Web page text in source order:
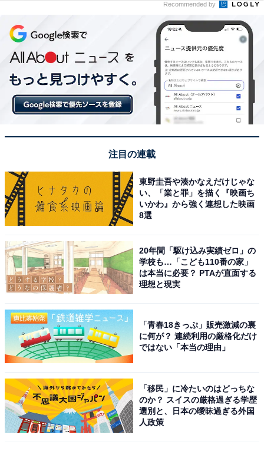
Recommended by
注目の連載
東野圭吾や湊かなえだけじゃな
い、「業と罪」を描く『映画ち
いかわ』から強く連想した映画
8選
20年間「駆け込み実績ゼロ」の
学校も…「こども110番の家」
は本当に必要？ PTAが直面する
理想と現実
「青春18きっぷ」販売激減の裏
に何が？ 連続利用の厳格化だけ
ではない「本当の理由」
「移民」に冷たいのはどっちな
のか？ スイスの厳格過ぎる学歴
選別と、日本の曖昧過ぎる外国
人政策